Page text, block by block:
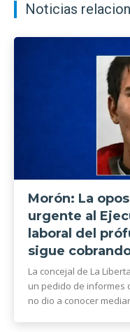
Noticias
Morón: La
urgente al
laboral del
sigue
La concejal de La
un pedido de informes
no dio a conocer